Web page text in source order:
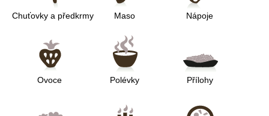
Chuťovky a předkrmy Maso Nápoje
Ovoce Polévky Přílohy